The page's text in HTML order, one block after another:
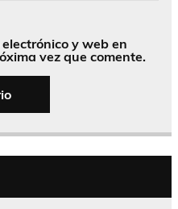
y web en
vez que comente.